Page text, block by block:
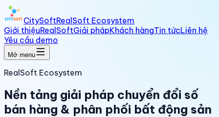
CitySoftRealSoft Ecosystem
Giới thiệuRealSoftGiải phápKhách hàngTin tứcLiên hệ
Yêu cầu demo
Mở menu
RealSoft Ecosystem
Nền tảng giải pháp chuyển đổi số
bán hàng & phân phối bất động sản